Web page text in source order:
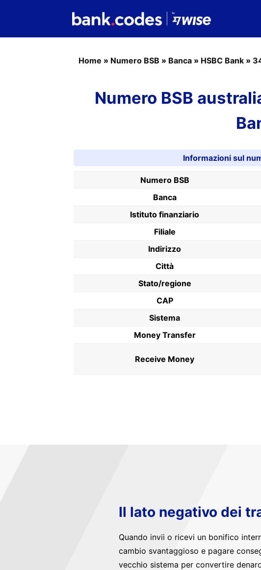
Home » Numero BSB » Banca » HSBC Bank »
Numero BSB
Informazioni sul
Numero BSB
Banca
Istituto finanziario
Filiale
Indirizzo
Città
Stato/regione
CAP
Sistema
Money Transfer
Receive Money
Il lato negativo dei
Quando invii o ricevi un bonifico
cambio svantaggioso e pagare
vecchio sistema per convertire